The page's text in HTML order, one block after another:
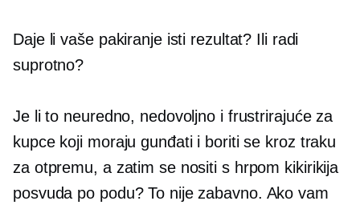
Daje li vaše pakiranje isti rezultat? Ili radi
suprotno?
Je li to neuredno, nedovoljno i frustrirajuće za
kupce koji moraju gunđati i boriti se kroz traku
za otpremu, a zatim se nositi s hrpom kikirikija
posvuda po podu? To nije zabavno. Ako vam